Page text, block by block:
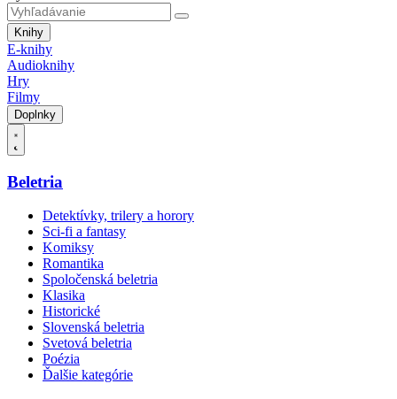
Knihy
E-knihy
Audioknihy
Hry
Filmy
Doplnky
Beletria
Detektívky, trilery a horory
Sci-fi a fantasy
Komiksy
Romantika
Spoločenská beletria
Klasika
Historické
Slovenská beletria
Svetová beletria
Poézia
Ďalšie kategórie